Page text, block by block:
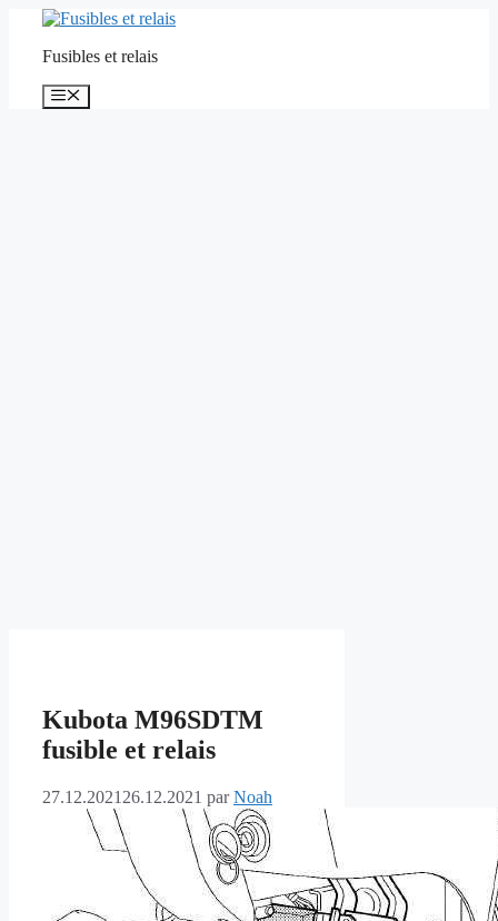
contenuFusibles et relais
Menu
Kubota M96SDTM
fusible et relais
27.12.2021 26.12.2021 parNoah